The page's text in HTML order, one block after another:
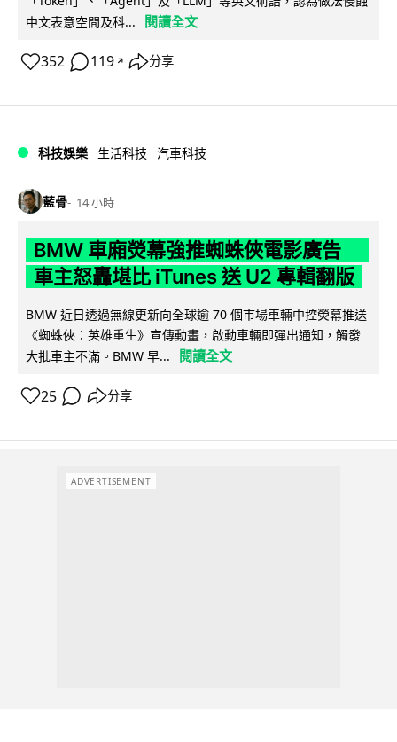
中文表意空間及科...
閱讀全文
352 119 ↗ 分享
科技娛樂 生活科技 汽車科技
藍骨 14 小時
BMW 車廂熒幕強推蜘蛛俠電影廣告
車主怒轟堪比 iTunes 送 U2 專輯翻版
BMW 近日透過無線更新向全球逾 70 個市場車輛中控熒幕推送
《蜘蛛俠：英雄重生》宣傳動畫，啟動車輛即彈出通知，觸發
大批車主不滿。BMW 早...
閱讀全文
25 分享
ADVERTISEMENT